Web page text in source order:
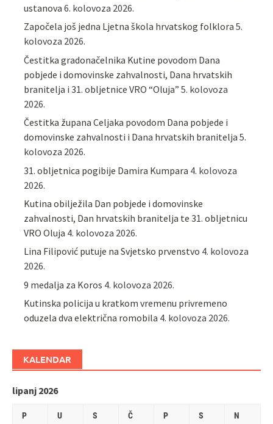
ustanova 6. kolovoza 2026.
Započela još jedna Ljetna škola hrvatskog folklora 5.
kolovoza 2026.
Čestitka gradonačelnika Kutine povodom Dana
pobjede i domovinske zahvalnosti, Dana hrvatskih
branitelja i 31. obljetnice VRO “Oluja” 5. kolovoza
2026.
Čestitka župana Celjaka povodom Dana pobjede i
domovinske zahvalnosti i Dana hrvatskih branitelja 5.
kolovoza 2026.
31. obljetnica pogibije Damira Kumpara 4. kolovoza
2026.
Kutina obilježila Dan pobjede i domovinske
zahvalnosti, Dan hrvatskih branitelja te 31. obljetnicu
VRO Oluja 4. kolovoza 2026.
Lina Filipović putuje na Svjetsko prvenstvo 4. kolovoza
2026.
9 medalja za Koros 4. kolovoza 2026.
Kutinska policija u kratkom vremenu privremeno
oduzela dva električna romobila 4. kolovoza 2026.
KALENDAR
lipanj 2026
P U S Č P S N